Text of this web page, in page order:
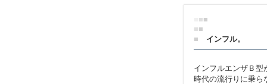
■■
■■
■
インフル。
インフルエンザＢ型
時代の流行りに乗ら